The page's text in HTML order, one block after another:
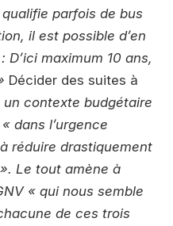
parfois de bus
il est possible d’en
D’ici maximum 10 ans,
Décider des suites à
un contexte budgétaire
« dans l’urgence
réduire drastiquement
. Le tout amène à
« qui nous semble
de ces trois